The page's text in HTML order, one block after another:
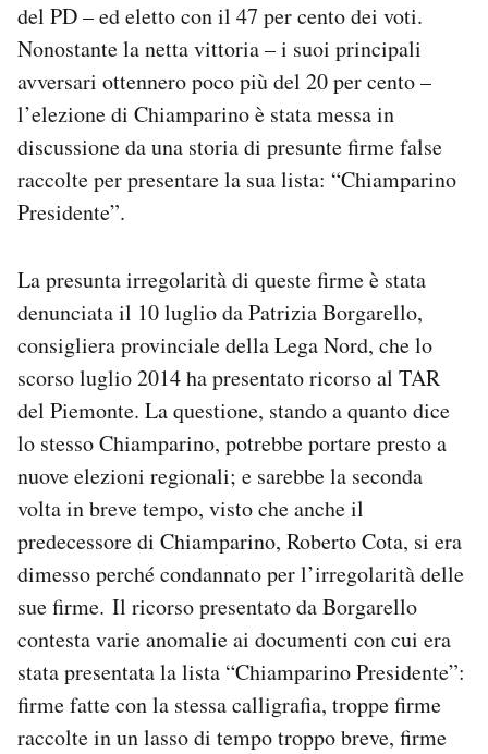
CALENDARIO
AREA PERSONALE
Area Personale
Newsletter
Notifiche mobile
Regala il Post
Esci
del PD – ed eletto con il 47 per cento dei voti.
Nonostante la netta vittoria – i suoi principali
avversari ottennero poco più del 20 per cento –
l’elezione di Chiamparino è stata messa in
discussione da una storia di presunte firme false
raccolte per presentare la sua lista: “Chiamparino
Presidente”.
La presunta irregolarità di queste firme è stata
denunciata il 10 luglio da Patrizia Borgarello,
consigliera provinciale della Lega Nord, che lo
scorso luglio 2014 ha presentato ricorso al TAR
del Piemonte. La questione, stando a quanto dice
lo stesso Chiamparino, potrebbe portare presto a
nuove elezioni regionali; e sarebbe la seconda
volta in breve tempo, visto che anche il
predecessore di Chiamparino, Roberto Cota, si era
dimesso perché condannato per l’irregolarità delle
sue firme. Il ricorso presentato da Borgarello
contesta varie anomalie ai documenti con cui era
stata presentata la lista “Chiamparino Presidente”:
firme fatte con la stessa calligrafia, troppe firme
raccolte in un lasso di tempo troppo breve, firme